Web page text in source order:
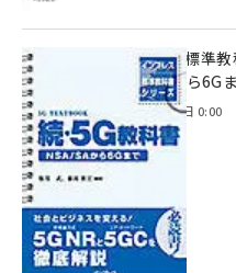
インプレス標
NSA/SAから6G
2023年4月3日 0:00